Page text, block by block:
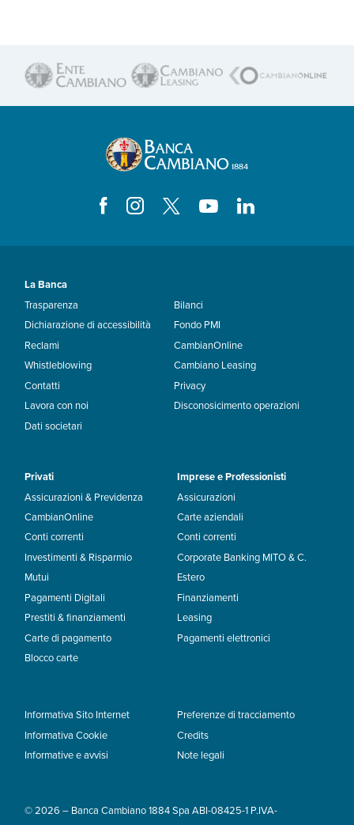
La Banca
Trasparenza
Dichiarazione di accessibilità
Reclami
Whistleblowing
Contatti
Lavora con noi
Dati societari
Bilanci
Fondo PMI
CambianOnline
Cambiano Leasing
Privacy
Disconosicimento operazioni
Privati
Assicurazioni & Previdenza
CambianOnline
Conti correnti
Investimenti & Risparmio
Mutui
Pagamenti Digitali
Prestiti & finanziamenti
Carte di pagamento
Blocco carte
Imprese e Professionisti
Assicurazioni
Carte aziendali
Conti correnti
Corporate Banking MITO & C.
Estero
Finanziamenti
Leasing
Pagamenti elettronici
Informativa Sito Internet
Informativa Cookie
Informative e avvisi
Preferenze di tracciamento
Credits
Note legali
© 2026 – Banca Cambiano 1884 Spa ABI-08425-1 P.IVA-